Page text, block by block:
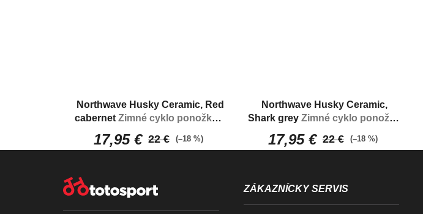
Northwave Husky Ceramic, Red
cabernetZimné cyklo ponožky s
vlastnosťami
17,95 € 22 € (–18 %)
Northwave Husky Ceramic,
Shark greyZimné cyklo ponožky
vlastnosťami
17,95 € 22 € (–18 %)
ZÁKAZNÍCKY SERVIS